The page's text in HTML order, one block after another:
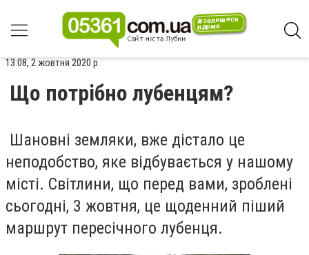
13:08, 2 жовтня 2020 р.
Що потрібно лубенцям?
Шановні земляки, вже дістало це
неподобство, яке відбувається у нашому
місті. Світлини, що перед вами, зроблені
сьогодні, 3 жовтня, це щоденний піший
маршрут пересічного лубенця.